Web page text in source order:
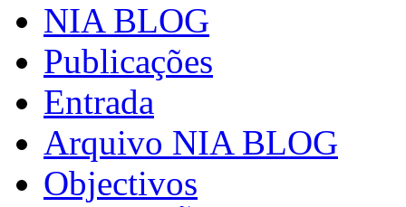
NIA BLOG
Publicações
Entrada
Arquivo NIA BLOG
Objectivos